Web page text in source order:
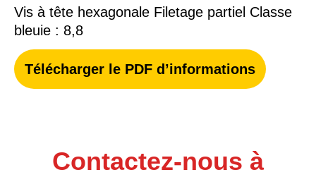
Vis à tête hexagonale Filetage partiel Classe
bleuie : 8,8
Télécharger le PDF d’informations
Contactez-nous à